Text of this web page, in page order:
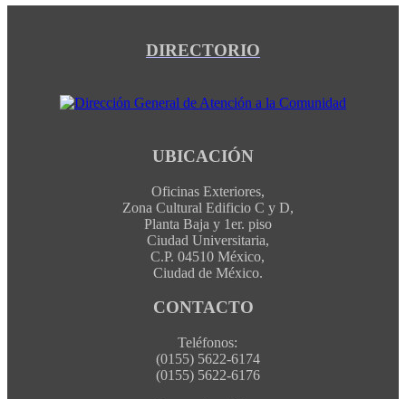
DIRECTORIO
UBICACIÓN
Oficinas Exteriores,
Zona Cultural Edificio C y D,
Planta Baja y 1er. piso
Ciudad Universitaria,
C.P. 04510 México,
Ciudad de México.
CONTACTO
Teléfonos:
(0155) 5622-6174
(0155) 5622-6176